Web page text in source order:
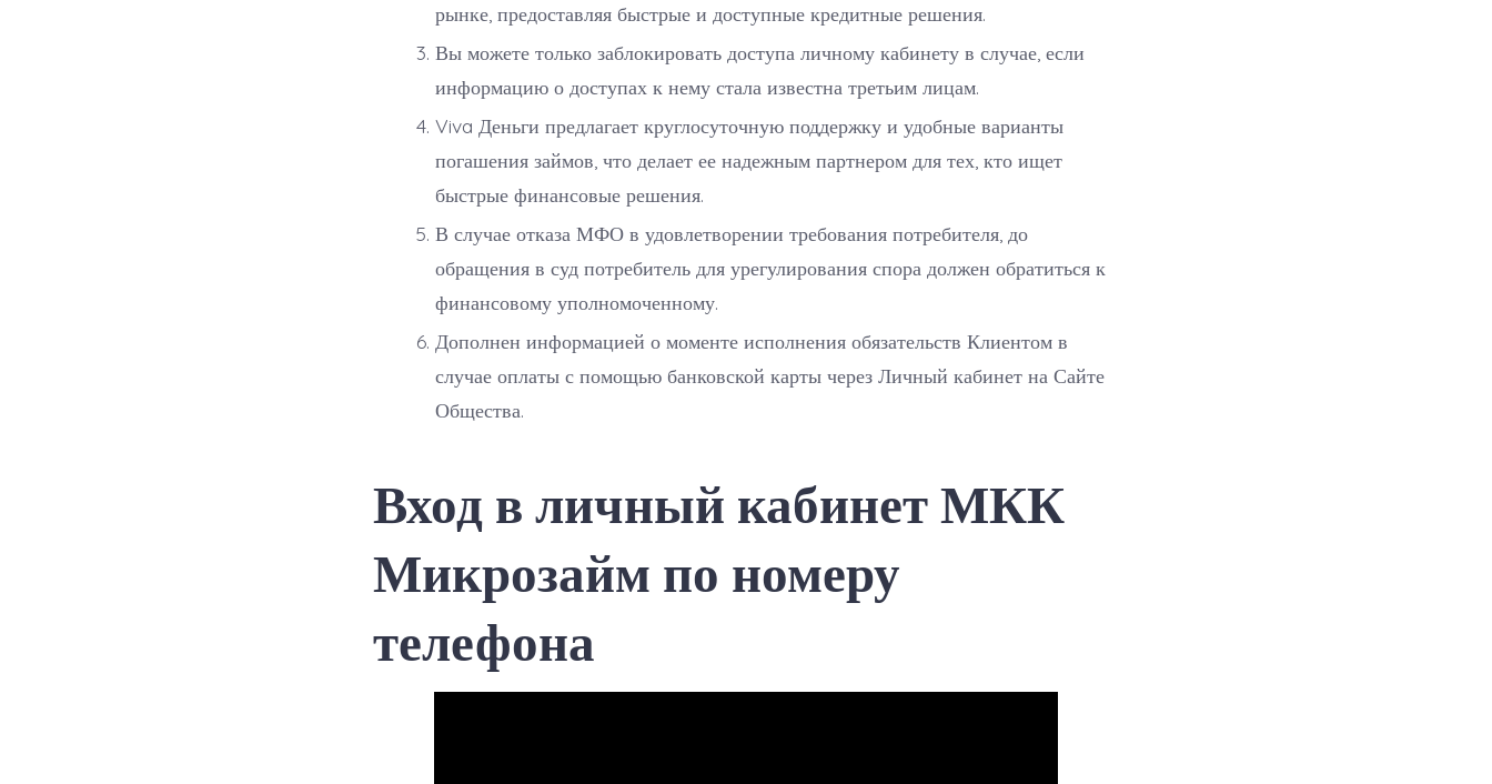
рынке, предоставляя быстрые и доступные кредитные решения.
Вы можете только заблокировать доступа личному кабинету в случае, если
информацию о доступах к нему стала известна третьим лицам.
Viva Деньги предлагает круглосуточную поддержку и удобные варианты
погашения займов, что делает ее надежным партнером для тех, кто ищет
быстрые финансовые решения.
В случае отказа МФО в удовлетворении требования потребителя, до
обращения в суд потребитель для урегулирования спора должен обратиться к
финансовому уполномоченному.
Дополнен информацией о моменте исполнения обязательств Клиентом в
случае оплаты с помощью банковской карты через Личный кабинет на Сайте
Общества.
Вход в личный кабинет МКК
Микрозайм по номеру
телефона